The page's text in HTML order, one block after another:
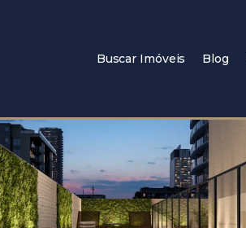
Buscar Imóveis Blog